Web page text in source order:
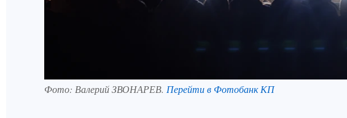
Фото: Валерий ЗВОНАРЕВ. Перейти в Фотобанк КП